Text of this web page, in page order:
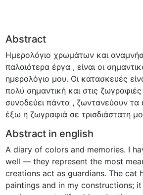
Abstract
Ημερολόγιο χρωμάτων και
παλαιότερα έργα , είναι οι
ημερολόγιο μου. Οι κατασκευές
πολύ σημαντική και στις
συνοδεύει πάντα , ζωντανεύουν τα
έξω η ζωγραφιά σε τρισδιάστατη
Abstract in english
A diary of colors and memories. I
well — they represent the most
creations act as guardians. The cat
paintings and in my constructions;